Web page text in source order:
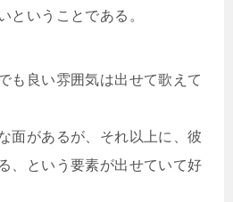
ということである。
も良い雰囲気は出せて歌えて
面があるが、それ以上に、彼
、という要素が出せていて好